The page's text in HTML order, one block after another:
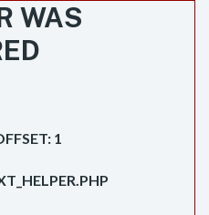
WAS
1